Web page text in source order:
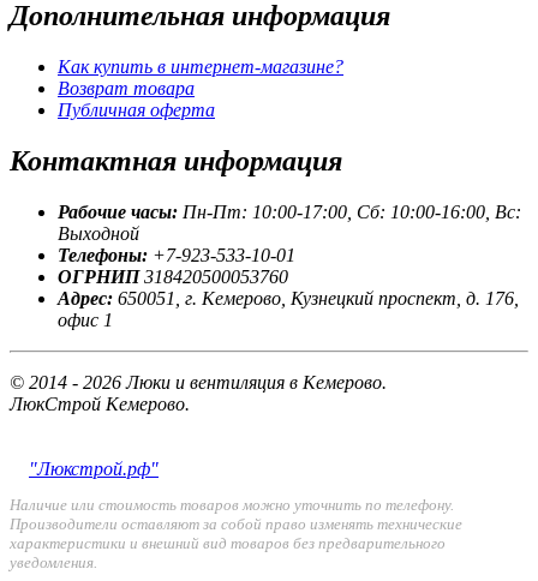
Дополнительная информация
Как купить в интернет-магазине?
Возврат товара
Публичная оферта
Контактная информация
Рабочие часы: Пн-Пт: 10:00-17:00, Сб: 10:00-16:00, Вс:
Выходной
Телефоны: +7-923-533-10-01
ОГРНИП318420500053760
Адрес: 650051, г. Кемерово, Кузнецкий проспект, д. 176,
офис 1
© 2014 - 2026 Люки и вентиляция в Кемерово.
ЛюкСтрой Кемерово.
"Люкстрой.рф"
Наличие или стоимость товаров можно уточнить по телефону.
Производители оставляют за собой право изменять технические
характеристики и внешний вид товаров без предварительного
уведомления.